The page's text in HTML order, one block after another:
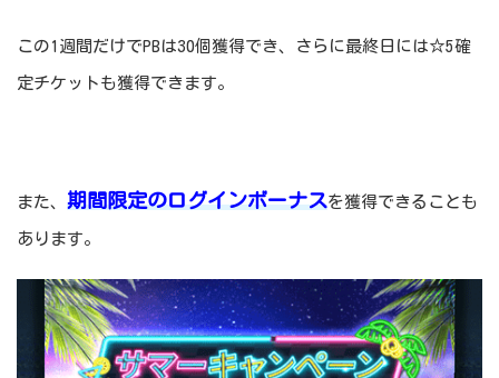
この1週間だけでPBは30個獲得でき、さらに最終日には☆5確
定チケットも獲得できます。
また、 期間限定のログインボーナスを獲得できることも
あります。